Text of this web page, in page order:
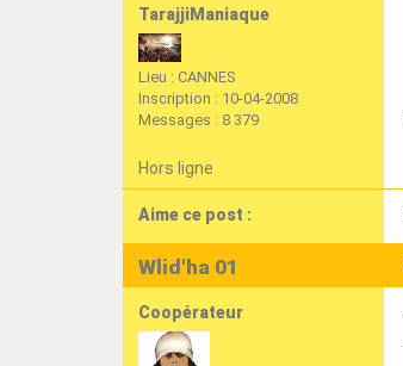
TarajjiManiaque
Lieu : CANNES
Inscription : 10-04-2008
Messages : 8 379
Hors ligne
Aime ce post :
Wlid'ha 01
Coopérateur